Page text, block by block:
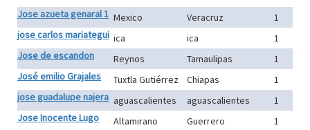
Jose azueta genaral 1 Mexico Veracruz
1
jose carlos mariategui ica ica
1
Jose de escandon
Reynos Tamaulipas
1
José emilio Grajales
Tuxtla Gutiérrez Chiapas
1
jose guadalupe najera aguascalientes aguascalientes
1
Jose Inocente Lugo
Altamirano Guerrero
1